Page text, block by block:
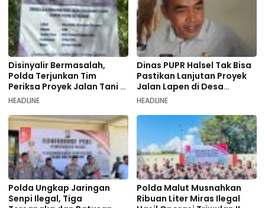
Disinyalir Bermasalah,
Polda Terjunkan Tim
Periksa Proyek Jalan Tani di
Galala
HEADLINE
Dinas PUPR Halsel Tak Bisa
Pastikan Lanjutan Proyek
Jalan Lapen di Desa
Sambiki
HEADLINE
Polda Ungkap Jaringan
Senpi Ilegal, Tiga
Polda Malut Musnahkan
Ribuan Liter Miras Ilegal